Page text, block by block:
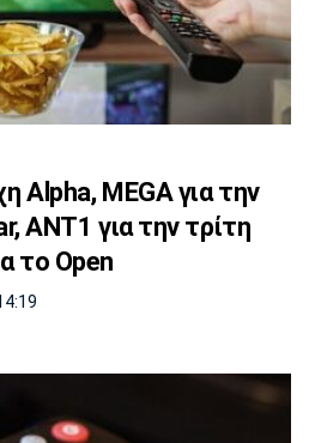
Alpha, MEGA για την
ΑΝΤ1 για την τρίτη
το Open